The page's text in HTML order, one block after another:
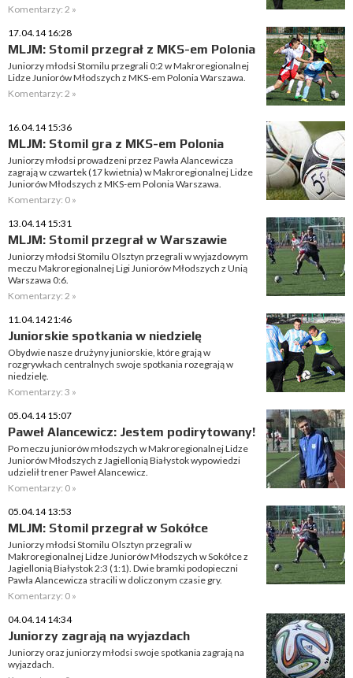
Komentarzy: 2 »
17.04.14 16:28
MLJM: Stomil przegrał z MKS-em Polonia
Juniorzy młodsi Stomilu przegrali 0:2 w Makroregionalnej
Lidze Juniorów Młodszych z MKS-em Polonia Warszawa.
Komentarzy: 2 »
16.04.14 15:36
MLJM: Stomil gra z MKS-em Polonia
Juniorzy młodsi prowadzeni przez Pawła Alancewicza
zagrają w czwartek (17 kwietnia) w Makroregionalnej Lidze
Juniorów Młodszych z MKS-em Polonia Warszawa.
Komentarzy: 0 »
13.04.14 15:31
MLJM: Stomil przegrał w Warszawie
Juniorzy młodsi Stomilu Olsztyn przegrali w wyjazdowym
meczu Makroregionalnej Ligi Juniorów Młodszych z Unią
Warszawa 0:6.
Komentarzy: 2 »
11.04.14 21:46
Juniorskie spotkania w niedzielę
Obydwie nasze drużyny juniorskie, które grają w
rozgrywkach centralnych swoje spotkania rozegrają w
niedzielę.
Komentarzy: 3 »
05.04.14 15:07
Paweł Alancewicz: Jestem podirytowany!
Po meczu juniorów młodszych w Makroregionalnej Lidze
Juniorów Młodszych z Jagiellonią Białystok wypowiedzi
udzielił trener Paweł Alancewicz.
Komentarzy: 0 »
05.04.14 13:53
MLJM: Stomil przegrał w Sokółce
Juniorzy młodsi Stomilu Olsztyn przegrali w
Makroregionalnej Lidze Juniorów Młodszych w Sokółce z
Jagiellonią Białystok 2:3 (1:1). Dwie bramki podopieczni
Pawła Alancewicza stracili w doliczonym czasie gry.
Komentarzy: 0 »
04.04.14 14:34
Juniorzy zagrają na wyjazdach
Juniorzy oraz juniorzy młodsi swoje spotkania zagrają na
wyjazdach.